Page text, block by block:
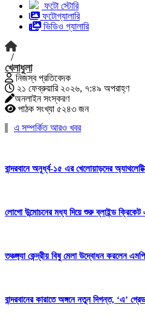
ফটো স্টোরি
ফটোগ্যালারি
ভিডিও গ্যালারি
/
খেলাধুলা
নিজস্ব প্রতিবেদক
২১ ফেব্রুয়ারি ২০২৬, ৭:৪৯ অপরাহ্ণ
অনলাইন সংস্করণ
পাঠক সংখ্যা ৫২৪৩ জন
এ সম্পর্কিত আরও খবর
বান্দরবানে অনূর্ধ্ব-১৫ এর খেলোয়াড়দের
লোগো উন্মোচনের মধ্য দিয়ে শুরু ব্লাইন্ড ক্রিকেট
তঞ্চঙ্গ্যা কেন্দ্রীয় বিষু মেলা উদ্বোধন করলেন
বান্দরবানের কারাতে অঙ্গনে নতুন দিগন্ত, ‘এ’